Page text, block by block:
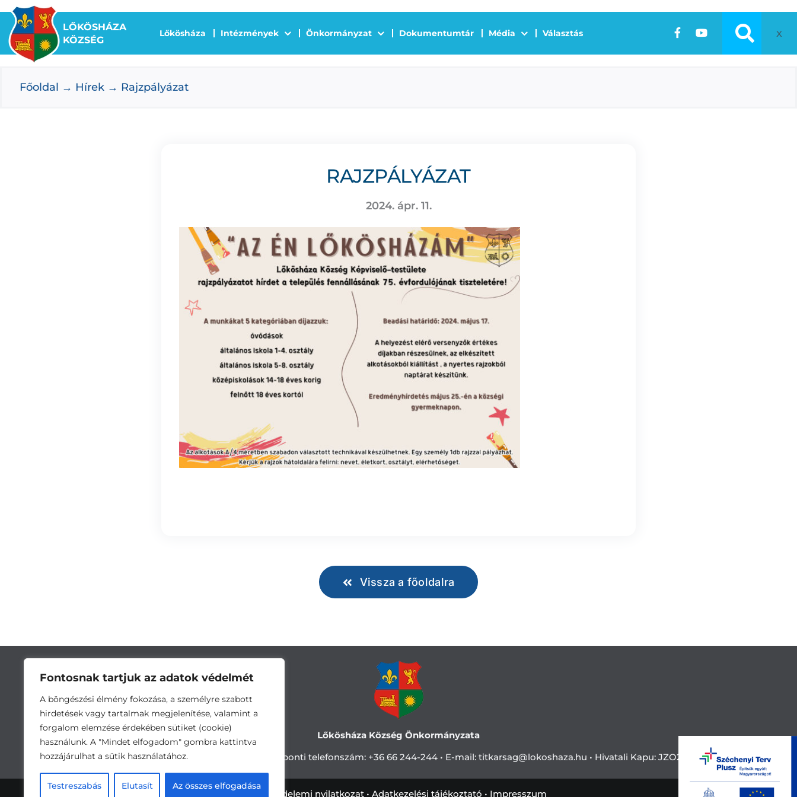
Fontosnak tartjuk az adatok védelmét
A böngészési élmény fokozása, a személyre szabott
hirdetések vagy tartalmak megjelenítése, valamint a
forgalom elemzése érdekében sütiket (cookie)
használunk. A "Mindet elfogadom" gombra kattintva
hozzájárulhat a sütik használatához.
Testreszabás Elutasít Az összes elfogadása
Kihagyás
LŐKÖSHÁZA
KÖZSÉG
Lőkösháza Intézmények Önkormányzat Dokumentumtár Média Választás x
Főoldal Hírek Rajzpályázat
RAJZPÁLYÁZAT
2024. ápr. 11.
Vissza a főoldalra
Lőkösháza Község Önkormányzata
Cím:5743 Lőkösháza, Eleki út 28. • Központi telefonszám: +36 66 244-244 • E-mail: titkarsag@lokoshaza.hu • Hivatali Kapu: JZO28
Adatvédelemi nyilatkozat • Adatkezelési tájékoztató • Impresszum